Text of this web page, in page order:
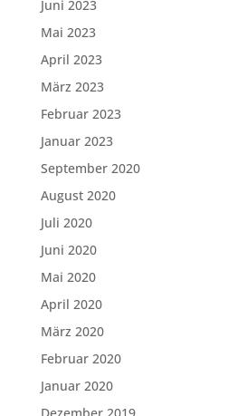
Juni 2023
Mai 2023
April 2023
März 2023
Februar 2023
Januar 2023
September 2020
August 2020
Juli 2020
Juni 2020
Mai 2020
April 2020
März 2020
Februar 2020
Januar 2020